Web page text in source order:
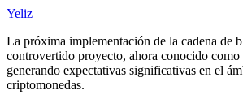
Yeliz
La próxima implementación de la cadena de
controvertido proyecto, ahora conocido como
generando expectativas significativas en el
criptomonedas.